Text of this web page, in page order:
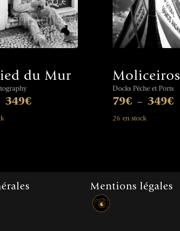
du Mur
349€
Moliceiros
Docks Pêche et Ports
79€ – 349€
26 en stock
Mentions légales